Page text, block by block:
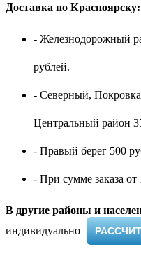
Доставка по Красноярску:
- Железнодорожный
рублей.
- Северный,
Центральный район
- Правый берег 500
- При сумме заказа от
В другие районы и
индивидуально ​